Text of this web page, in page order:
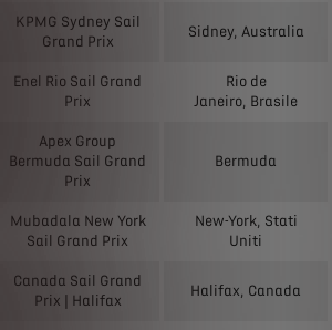
KPMG Sydney Sail
Grand Prix
Sidney, Australia
Enel Rio Sail Grand
Prix
Rio de
Janeiro, Brasile
Apex Group
Bermuda Sail Grand
Prix
Bermuda
Mubadala New York
Sail Grand Prix
New-York, Stati
Uniti
Canada Sail Grand
Prix | Halifax
Halifax, Canada